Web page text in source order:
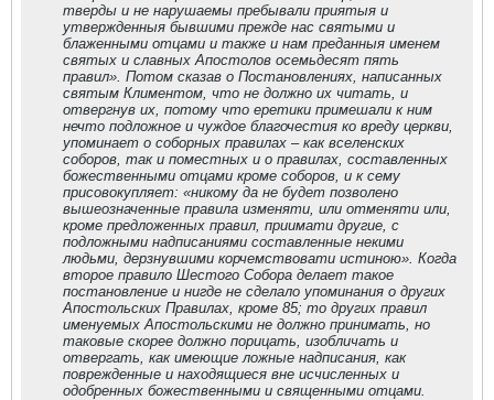
тверды и не нарушаемы пребывали приятыя и
утвержденныя бывшими прежде нас святыми и
блаженными отцами и также и нам преданныя именем
святых и славных Апостолов осемьдесят пять
правил». Потом сказав о Постановлениях, написанных
святым Климентом, что не должно их читать, и
отвергнув их, потому что еретики примешали к ним
нечто подложное и чуждое благочестия ко вреду церкви,
упоминает о соборных правилах – как вселенских
соборов, так и поместных и о правилах, составленных
божественными отцами кроме соборов, и к сему
присовокупляет: «никому да не будет позволено
вышеозначенные правила изменяти, или отменяти или,
кроме предложенных правил, приимати другие, с
подложными надписаниями составленные некими
людьми, дерзнувшими корчемствовати истиною». Когда
второе правило Шестого Собора делает такое
постановление и нигде не сделало упоминания о других
Апостольских Правилах, кроме 85; то других правил
именуемых Апостольскими не должно принимать, но
таковые скорее должно порицать, изобличать и
отвергать, как имеющие ложные надписания, как
поврежденные и находящиеся вне исчисленных и
одобренных божественными и священными отцами.